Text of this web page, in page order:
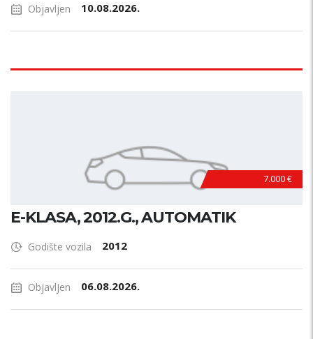
Objavljen 10.08.2026.
7.000 €
E-KLASA, 2012.G., AUTOMATIK
Godište vozila 2012
Objavljen 06.08.2026.